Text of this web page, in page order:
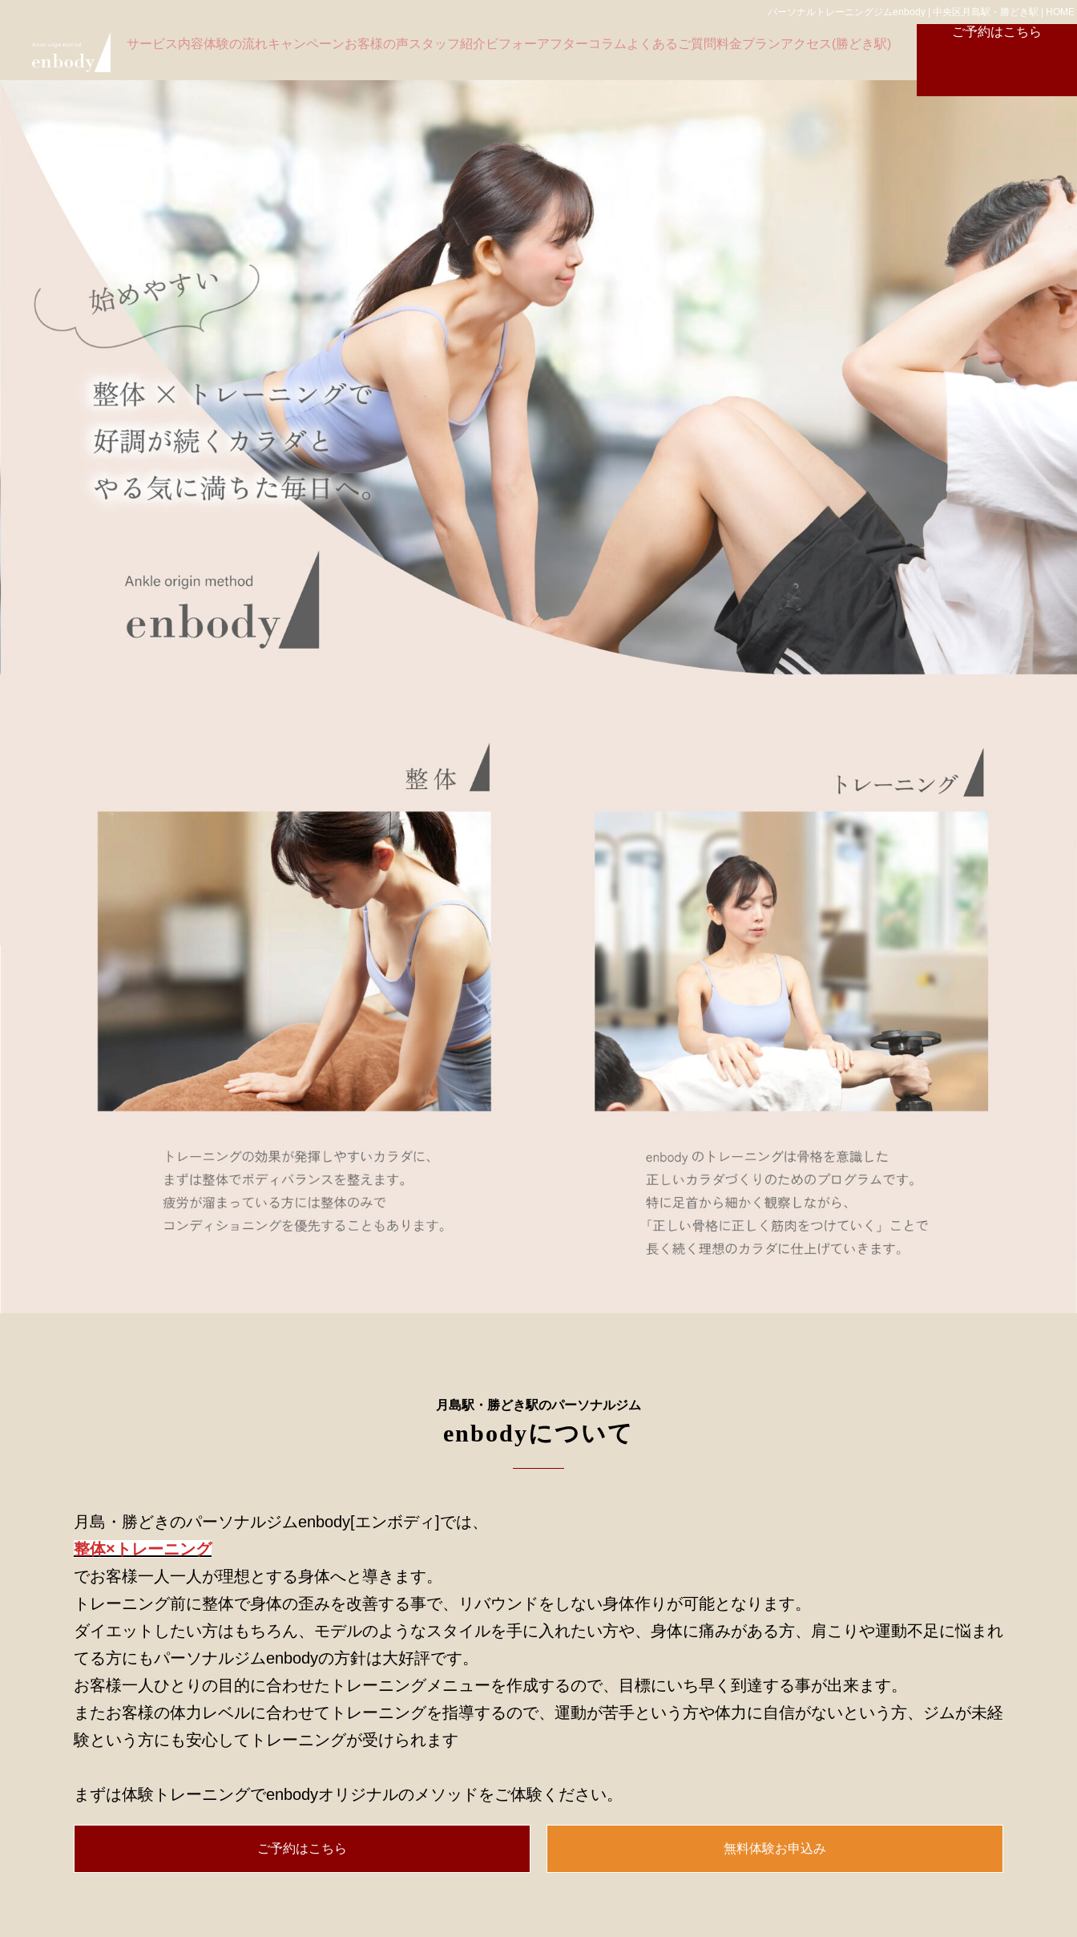
パーソナルトレーニングジムenbody | 中央区月島駅・勝どき駅 | HOME
サービス内容体験の流れキャンペーンお客様の声スタッフ紹介 ビフォーアフター コラム よくあるご質問料金プランアクセス(勝どき駅)
ご予約はこちら
月島駅・勝どき駅のパーソナルジム
enbodyについて
月島・勝どきのパーソナルジムenbody[エンボディ]では、
整体×トレーニング
でお客様一人一人が理想とする身体へと導きます。
トレーニング前に整体で身体の歪みを改善する事で、リバウンドをしない身体作りが可能となります。
ダイエットしたい方はもちろん、モデルのようなスタイルを手に入れたい方や、身体に痛みがある方、肩こりや運動不足に悩まれ
てる方にもパーソナルジムenbodyの方針は大好評です。
お客様一人ひとりの目的に合わせたトレーニングメニューを作成するので、目標にいち早く到達する事が出来ます。
またお客様の体力レベルに合わせてトレーニングを指導するので、運動が苦手という方や体力に自信がないという方、ジムが未経
験という方にも安心してトレーニングが受けられます
まずは体験トレーニングでenbodyオリジナルのメソッドをご体験ください。
ご予約はこちら 無料体験お申込み